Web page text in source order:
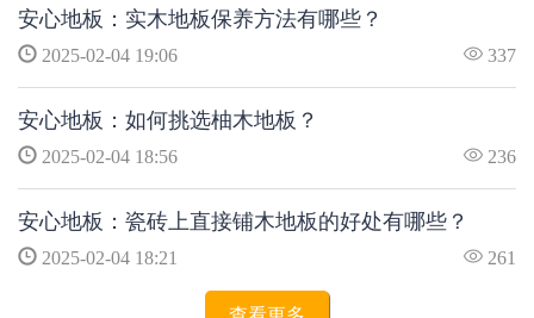
安心地板：实木地板保养方法有哪些？
2025-02-04 19:06 337
安心地板：如何挑选柚木地板？
2025-02-04 18:56 236
安心地板：瓷砖上直接铺木地板的好处有哪些？
2025-02-04 18:21 261